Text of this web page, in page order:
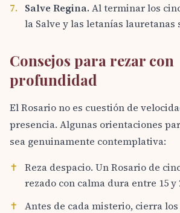
7. Salve Regina. Al terminar los
la Salve y las letanías lauretanas
Consejos para rezar con
profundidad
El Rosario no es cuestión de
presencia. Algunas orientaciones
sea genuinamente contemplativa:
✝
Reza despacio. Un Rosario de
rezado con calma dura entre 15 y
✝
Antes de cada misterio, cierra